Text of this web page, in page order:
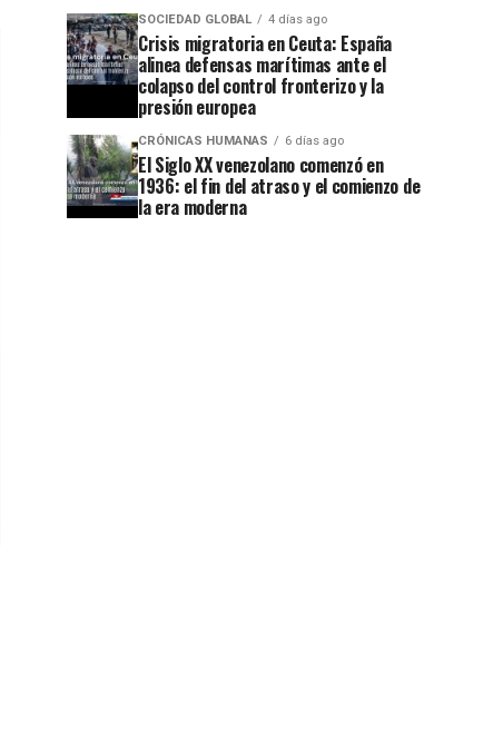
SOCIEDAD GLOBAL 4 días ago
Crisis migratoria en Ceuta: España
alinea defensas marítimas ante el
colapso del control fronterizo y la
presión europea
CRÓNICAS HUMANAS 6 días ago
El Siglo XX venezolano comenzó en
1936: el fin del atraso y el comienzo de
la era moderna